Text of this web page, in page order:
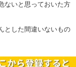
ないと思っておいた方
とした間違いないもの